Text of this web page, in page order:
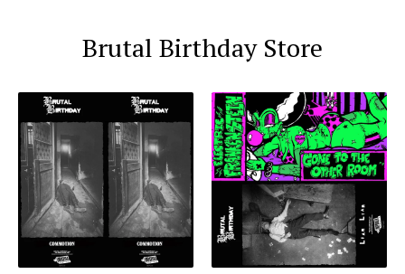
Brutal Birthday Store